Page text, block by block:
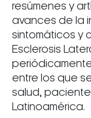
resúmenes y
avances de la
sintomáticos y
Esclerosis
entre los que
salud,
Latinoamérica.